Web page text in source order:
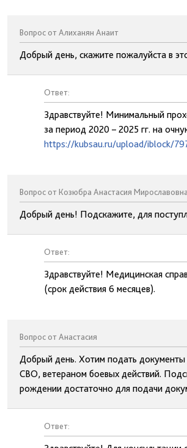
Вопрос от Алиханян Анаит
Добрый день, скажите пожалуйста в
Ответ:
Здравствуйте! Минимальный
за период 2020 – 2025 гг. на
https://kubsau.ru/upload/iblock/
Вопрос от Козюбра Анастасия Мирославовна
Добрый день! Подскажите, для
Ответ:
Здравствуйте! Медицинская
(срок действия 6 месяцев).
Вопрос от Анастасия
Добрый день. Хотим подать документы
СВО, ветераном боевых действий.
рождении достаточно для подачи
Ответ: